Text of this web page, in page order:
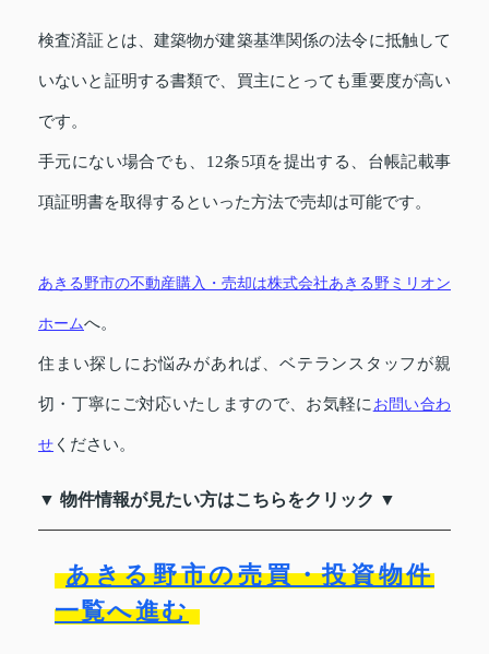
検査済証とは、建築物が建築基準関係の法令に抵触して
いないと証明する書類で、買主にとっても重要度が高い
です。
手元にない場合でも、12条5項を提出する、台帳記載事
項証明書を取得するといった方法で売却は可能です。
あきる野市の不動産購入・売却は株式会社あきる野ミリオン
ホームへ。
住まい探しにお悩みがあれば、ベテランスタッフが親
切・丁寧にご対応いたしますので、お気軽に お問い合わ
せ ください。
▼ 物件情報が見たい方はこちらをクリック ▼
あきる野市の売買・投資物件
一覧へ進む